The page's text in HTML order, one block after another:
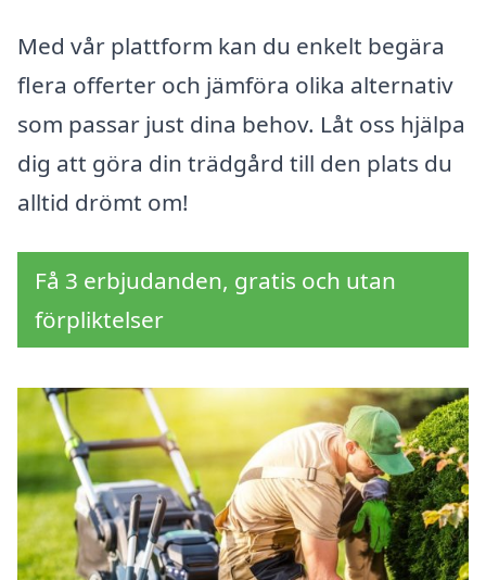
Med vår plattform kan du enkelt begära
flera offerter och jämföra olika alternativ
som passar just dina behov. Låt oss hjälpa
dig att göra din trädgård till den plats du
alltid drömt om!
Få 3 erbjudanden, gratis och utan
förpliktelser